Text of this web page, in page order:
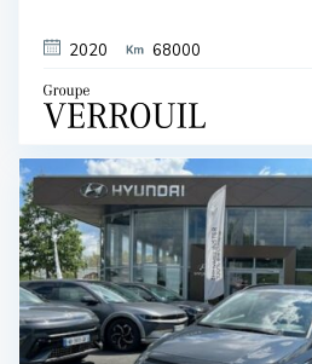
2020 68000